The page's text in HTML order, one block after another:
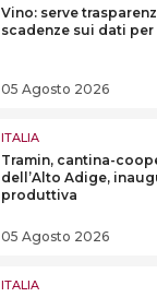
Vino: serve
scadenze sui dati
05 Agosto 2026
ITALIA
Tramin, cantina-
dell’Alto Adige,
produttiva
05 Agosto 2026
ITALIA